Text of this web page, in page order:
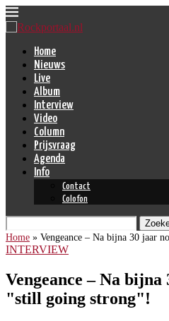
Home
Nieuws
Live
Album
Interview
Video
Column
Prijsvraag
Agenda
Info
Contact
Colofon
Home » Vengeance – Na bijna 30 jaar
INTERVIEW
Vengeance – Na
"still going strong"!